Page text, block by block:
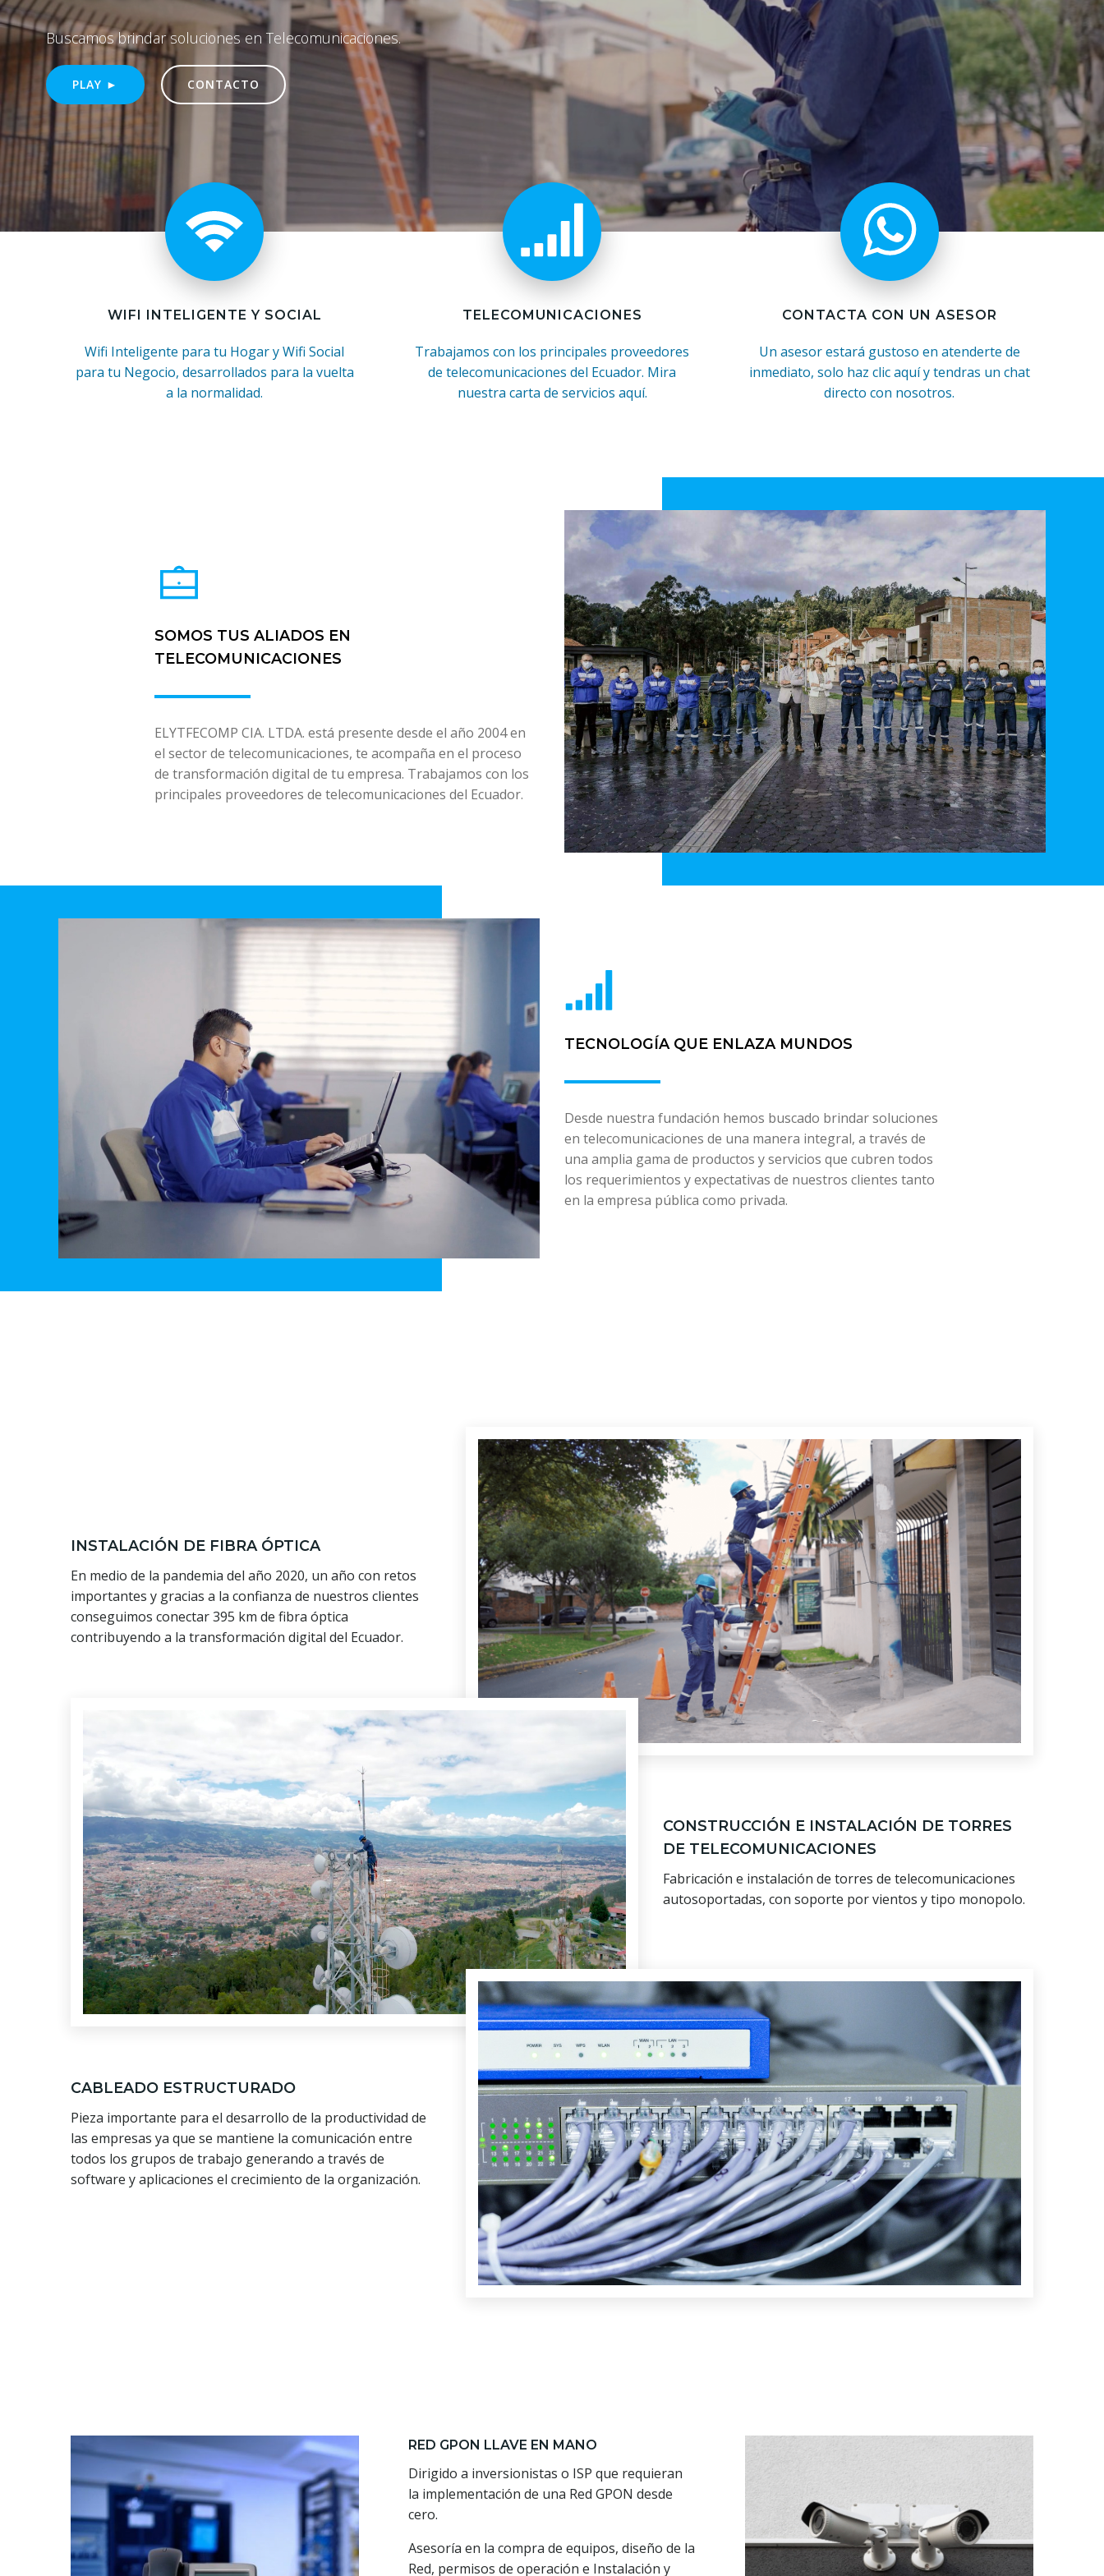
Buscamos brindar soluciones en Telecomunicaciones.
PLAY ► CONTACTO
WIFI INTELIGENTE Y SOCIAL
Wifi Inteligente para tu Hogar y Wifi Social
para tu Negocio, desarrollados para la vuelta
a la normalidad.
TELECOMUNICACIONES
Trabajamos con los principales proveedores
de telecomunicaciones del Ecuador. Mira
nuestra carta de servicios aquí.
CONTACTA CON UN ASESOR
Un asesor estará gustoso en atenderte de
inmediato, solo haz clic aquí y tendras un chat
directo con nosotros.
SOMOS TUS ALIADOS EN
TELECOMUNICACIONES
ELYTFECOMP CIA. LTDA. está presente desde el año 2004 en
el sector de telecomunicaciones, te acompaña en el proceso
de transformación digital de tu empresa. Trabajamos con los
principales proveedores de telecomunicaciones del Ecuador.
TECNOLOGÍA QUE ENLAZA MUNDOS
Desde nuestra fundación hemos buscado brindar soluciones
en telecomunicaciones de una manera integral, a través de
una amplia gama de productos y servicios que cubren todos
los requerimientos y expectativas de nuestros clientes tanto
en la empresa pública como privada.
INSTALACIÓN DE FIBRA ÓPTICA
En medio de la pandemia del año 2020, un año con retos
importantes y gracias a la confianza de nuestros clientes
conseguimos conectar 395 km de fibra óptica
contribuyendo a la transformación digital del Ecuador.
CONSTRUCCIÓN E INSTALACIÓN DE TORRES
DE TELECOMUNICACIONES
Fabricación e instalación de torres de telecomunicaciones
autosoportadas, con soporte por vientos y tipo monopolo.
CABLEADO ESTRUCTURADO
Pieza importante para el desarrollo de la productividad de
las empresas ya que se mantiene la comunicación entre
todos los grupos de trabajo generando a través de
software y aplicaciones el crecimiento de la organización.
RED GPON LLAVE EN MANO
Dirigido a inversionistas o ISP que requieran
la implementación de una Red GPON desde
cero.
Asesoría en la compra de equipos, diseño de la
Red, permisos de operación e Instalación y